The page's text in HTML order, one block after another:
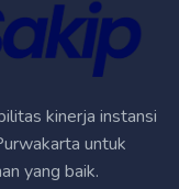
kinerja instansi
untuk
yang baik.